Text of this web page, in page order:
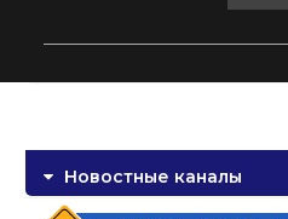
Новостные каналы